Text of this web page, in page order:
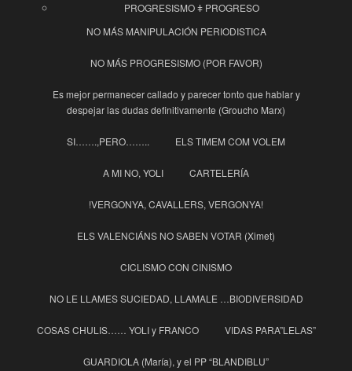
PROGRESISMO ǂ PROGRESO
NO MÁS MANIPULACIÓN PERIODISTICA
NO MÁS PROGRESISMO (POR FAVOR)
Es mejor permanecer callado y parecer tonto que hablar y
despejar las dudas definitivamente (Groucho Marx)
SI…….,PERO…….. ELS TIMEM COM VOLEM
A MI NO, YOLI CARTELERÍA
!VERGONYA, CAVALLERS, VERGONYA!
ELS VALENCIÁNS NO SABEN VOTAR (Ximet)
CICLISMO CON CINISMO
NO LE LLAMES SUCIEDAD, LLAMALE …BIODIVERSIDAD
COSAS CHULIS…… YOLI y FRANCO VIDAS PARA”LELAS”
GUARDIOLA (María), y el PP “BLANDIBLU”